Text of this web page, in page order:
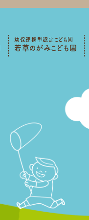
幼保連携型認定こども園
若草のがみこども園